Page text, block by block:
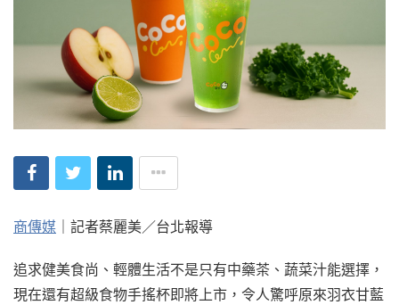
商傳媒 ｜記者蔡麗美／台北報導
追求健美食尚、輕體生活不是只有中藥茶、蔬菜汁能選擇，
現在還有超級食物手搖杯即將上市，令人驚呼原來羽衣甘藍